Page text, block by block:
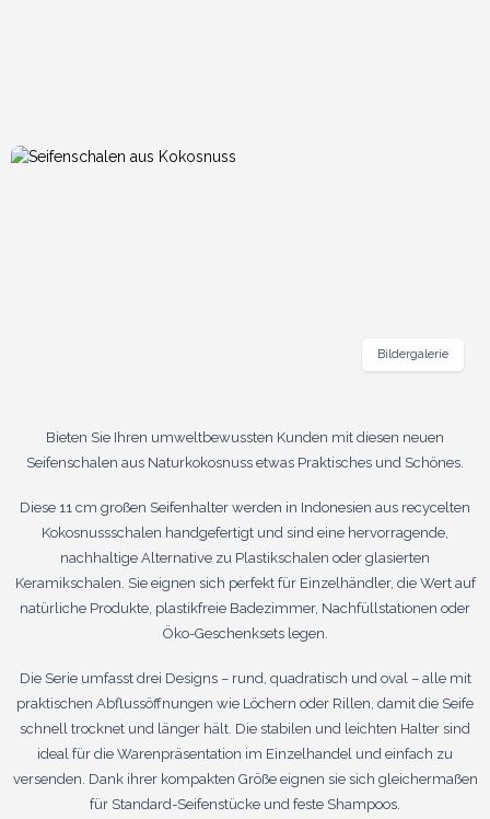
Bieten Sie Ihren umweltbewussten Kunden mit diesen neuen
Seifenschalen aus Naturkokosnuss etwas Praktisches und Schönes.
Diese 11 cm großen Seifenhalter werden in Indonesien aus recycelten
Kokosnussschalen handgefertigt und sind eine hervorragende,
nachhaltige Alternative zu Plastikschalen oder glasierten
Keramikschalen. Sie eignen sich perfekt für Einzelhändler, die Wert auf
natürliche Produkte, plastikfreie Badezimmer, Nachfüllstationen oder
Öko-Geschenksets legen.
Die Serie umfasst drei Designs – rund, quadratisch und oval – alle mit
praktischen Abflussöffnungen wie Löchern oder Rillen, damit die Seife
schnell trocknet und länger hält. Die stabilen und leichten Halter sind
ideal für die Warenpräsentation im Einzelhandel und einfach zu
versenden. Dank ihrer kompakten Größe eignen sie sich gleichermaßen
für Standard-Seifenstücke und feste Shampoos.
Bildergalerie